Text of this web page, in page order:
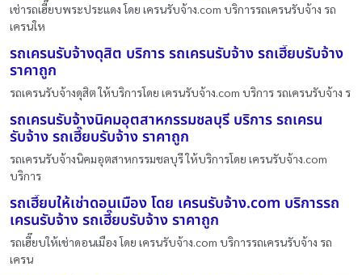
เช่ารถเฮี๊ยบพระประแดง โดย เครนรับจ้าง.com บริการรถเครนรับจ้าง รถ
เครนให
รถเครนรับจ้างดุสิต บริการ รถเครนรับจ้าง รถเฮี๊ยบรับจ้าง
ราคาถูก
รถเครนรับจ้างดุสิต ให้บริการโดย เครนรับจ้าง.com บริการ รถเครนรับจ้าง ร
รถเครนรับจ้างนิคมอุตสาหกรรมชลบุรี บริการ รถเครน
รับจ้าง รถเฮี๊ยบรับจ้าง ราคาถูก
รถเครนรับจ้างนิคมอุตสาหกรรมชลบุรี ให้บริการโดย เครนรับจ้าง.com
บริการ
รถเฮี๊ยบให้เช่าดอนเมือง โดย เครนรับจ้าง.com บริการรถ
เครนรับจ้าง รถเฮี๊ยบรับจ้าง ราคาถูก
รถเฮี๊ยบให้เช่าดอนเมือง โดย เครนรับจ้าง.com บริการรถเครนรับจ้าง รถ
เครน